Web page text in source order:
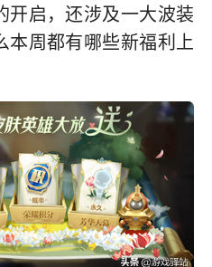
开启，还涉及一大波装
本周都有哪些新福利上